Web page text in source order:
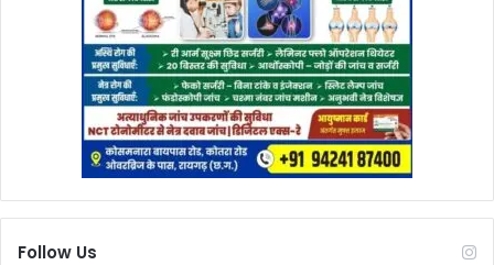
Follow Us